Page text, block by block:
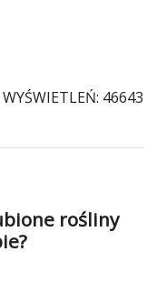
WYŚWIETLEŃ: 46643
rośliny